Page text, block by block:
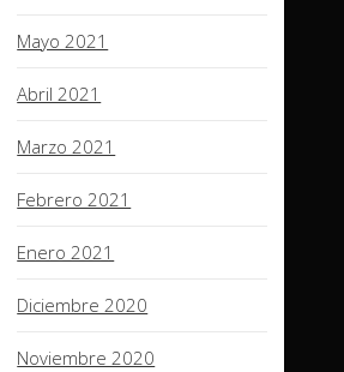
Mayo 2021
Abril 2021
Marzo 2021
Febrero 2021
Enero 2021
Diciembre 2020
Noviembre 2020